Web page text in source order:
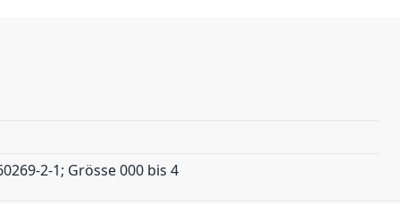
2-1; Grösse 000 bis 4